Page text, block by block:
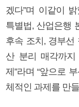
겠다”며 이같이
특별법, 산업은행
후속 조치, 경부선
산 분리 매각까
제”라며 “앞으로
체적인 과제를 만